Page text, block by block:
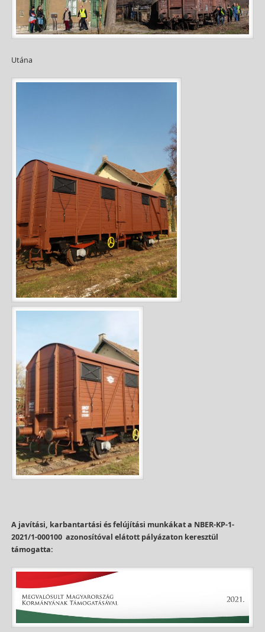
Utána
A javítási, karbantartási és felújítási munkákat a NBER-KP-1-
2021/1-000100 azonosítóval elátott pályázaton keresztül
támogatta: